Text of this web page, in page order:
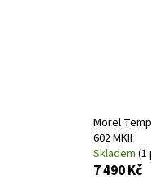
Morel
602 MKII
Skladem (1
7 490 Kč